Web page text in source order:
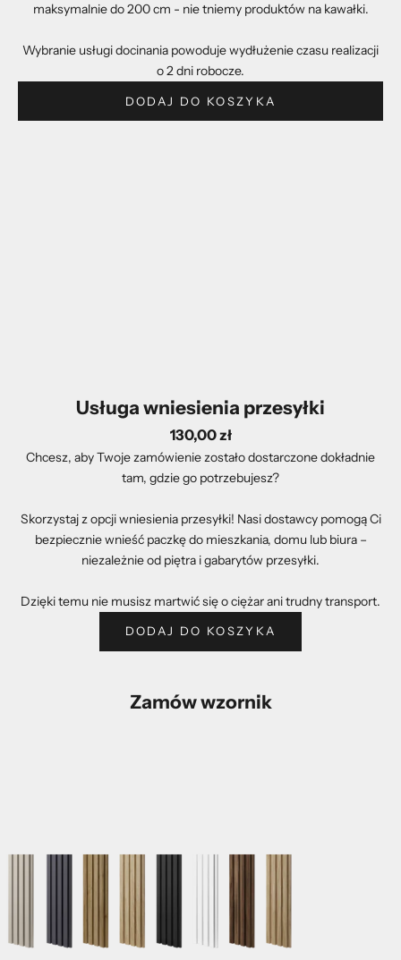
maksymalnie do 200 cm - nie tniemy produktów na kawałki.
Wybranie usługi docinania powoduje wydłużenie czasu realizacji
o 2 dni robocze.
DODAJ DO KOSZYKA
Usługa wniesienia przesyłki
130,00 zł
Chcesz, aby Twoje zamówienie zostało dostarczone dokładnie
tam, gdzie go potrzebujesz?
Skorzystaj z opcji wniesienia przesyłki! Nasi dostawcy pomogą Ci
bezpiecznie wnieść paczkę do mieszkania, domu lub biura –
niezależnie od piętra i gabarytów przesyłki.
Dzięki temu nie musisz martwić się o ciężar ani trudny transport.
DODAJ DO KOSZYKA
Zamów wzornik